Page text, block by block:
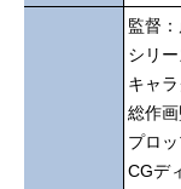
監督
シリ
キャ
総作
プロ
CGデ